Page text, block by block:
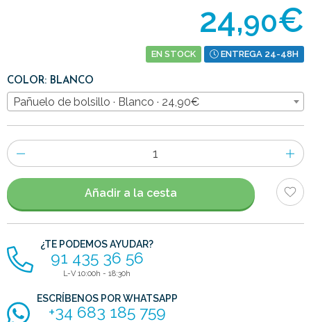
24,90€
EN STOCK ENTREGA 24-48H
COLOR: BLANCO
Pañuelo de bolsillo · Blanco · 24,90€
Número
de
artículos
Añadir a la cesta
¿TE PODEMOS AYUDAR?
91 435 36 56
L-V 10:00h - 18:30h
ESCRÍBENOS POR WHATSAPP
+34 683 185 759